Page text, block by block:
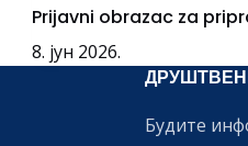
Prijavni obrazac za
8. јун 2026.
Будите